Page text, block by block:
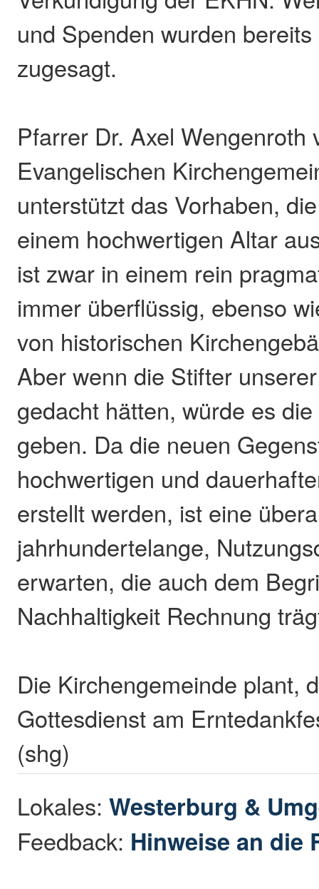
und Spenden wurden
zugesagt.
Pfarrer Dr. Axel Wengenroth
Evangelischen
unterstützt das Vorhaben,
einem hochwertigen Altar
ist zwar in einem rein
immer überflüssig, ebenso
von historischen
Aber wenn die Stifter
gedacht hätten, würde es
geben. Da die neuen
hochwertigen und
erstellt werden, ist eine
jahrhundertelange,
erwarten, die auch dem
Nachhaltigkeit Rechnung
Die Kirchengemeinde plant,
Gottesdienst am
(shg)
Lokales:Westerburg &
Feedback: Hinweise an die